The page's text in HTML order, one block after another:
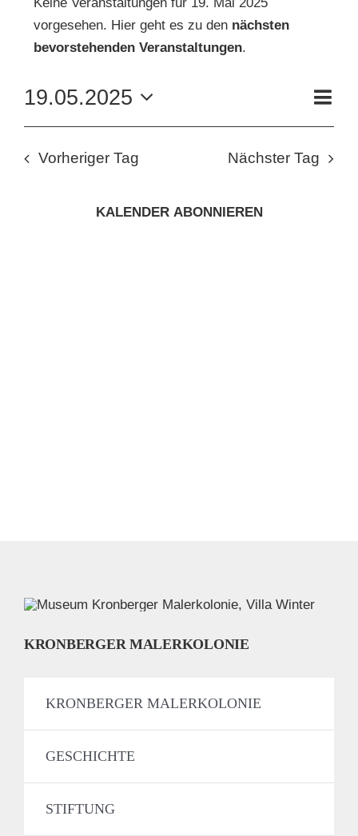
KUNSTSCHULE
KRONBERGER MALERKOLONIE
NACH:
FÜR
MAI
2025
Hinweis
vorgesehen. Hier geht es zu den nächsten
bevorstehenden Veranstaltungen.
Tag
19.05.2025
Datum
Vorheriger Tag Nächster Tag
KALENDER ABONNIEREN
KRONBERGER MALERKOLONIE
KRONBERGER MALERKOLONIE
GESCHICHTE
STIFTUNG